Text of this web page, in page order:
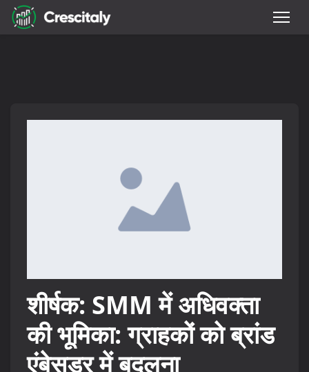
शीर्षक: SMM में अधिवक्ता
की भूमिका: ग्राहकों को ब्रांड
एंबेसडर में बदलना